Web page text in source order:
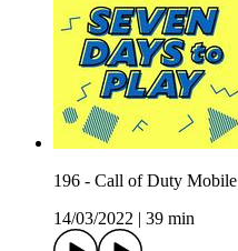
196 - Call of Duty Mobile
14/03/2022
39 min